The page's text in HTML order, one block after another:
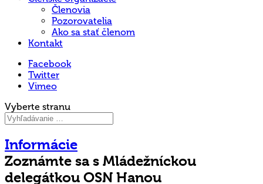
Členovia
Pozorovatelia
Ako sa stať členom
Kontakt
Facebook
Twitter
Vimeo
Vyberte stranu
Informácie
Zoznámte sa s Mládežníckou
delegátkou OSN Hanou